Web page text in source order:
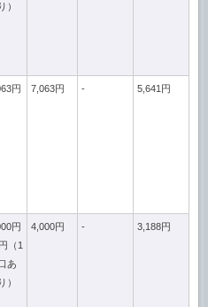
）
円 7,063円 - 5,641円
円
（1
あ
）
4,000円 - 3,188円